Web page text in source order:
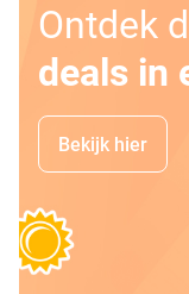
Ontdek
deals in
Bekijk hier